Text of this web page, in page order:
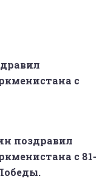
с
поздравил
с 81-